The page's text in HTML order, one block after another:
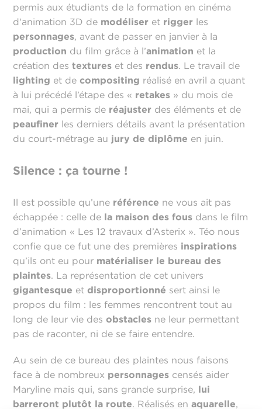
permis aux étudiants de la formation en cinéma
d'animation 3D de modéliser et rigger les
personnages, avant de passer en janvier à la
production du film grâce à l’animation et la
création destextures et des rendus. Le travail de
lighting et decompositing réalisé en avril a quant
à lui précédé l’étape des « retakes » du mois de
mai, qui a permis de réajuster des éléments et de
peaufiner les derniers détails avant la présentation
du court-métrage au jury de diplôme en juin.
Silence : ça tourne !
Il est possible qu’une référence ne vous ait pas
échappée : celle de la maison des fous dans le film
d’animation « Les 12 travaux d’Asterix ». Téo nous
confie que ce fut une des premières inspirations
qu’ils ont eu pour matérialiser le bureau des
plaintes. La représentation de cet univers
gigantesque etdisproportionné sert ainsi le
propos du film : les femmes rencontrent tout au
long de leur vie desobstacles ne leur permettant
pas de raconter, ni de se faire entendre.
Au sein de ce bureau des plaintes nous faisons
face à de nombreux personnages censés aider
Maryline mais qui, sans grande surprise, lui
barreront plutôt la route. Réalisés enaquarelle,